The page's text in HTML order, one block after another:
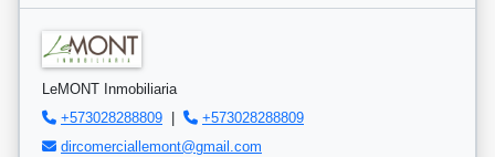
LeMONT Inmobiliaria
+573028288809 |
+573028288809
dircomerciallemont@gmail.com